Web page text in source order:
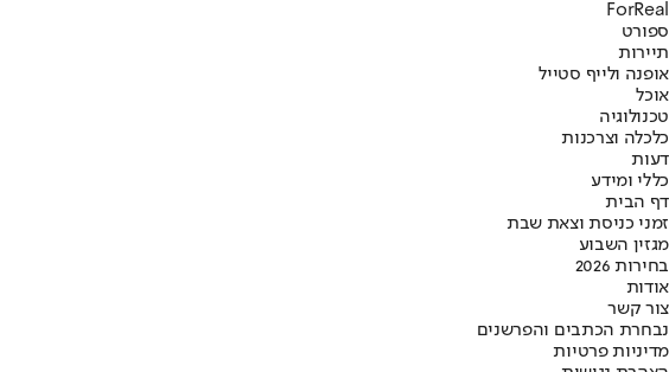
ForReal
ספורט
תיירות
אופנה ולייף סטייל
אוכל
טכנולוגיה
כלכלה וצרכנות
דעות
כללי ומידע
דף הבית
זמני כניסת וצאת שבת
מגזין השבוע
בחירות 2026
אודות
צור קשר
נבחרת הכתבים והפרשנים
מדיניות פרטיות